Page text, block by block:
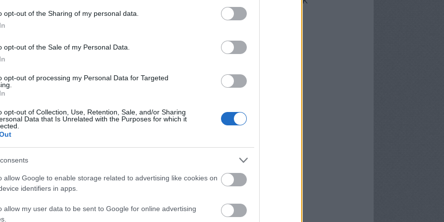
opt-out of the Sharing of my personal data.
opt-out of the Sale of my Personal Data.
opt-out of processing my Personal Data for Targeted
opt-out of Collection, Use, Retention, Sale, and/or Sharing
Data that Is Unrelated with the Purposes for which it
allow Google to enable storage related to advertising like cookies on
identifiers in apps.
allow my user data to be sent to Google for online advertising
alatt ilyenné változott… (Foto: START 7.hu)
Szólj hozzá!
gondolatok köve
Szerzőink
...nekünk írták
BBP
Demeter Tamás
Fedrid Gábor
Fügedi Ubul
Gergely József
Hunvald György
Kispál Tibor
Marosán Bence
Payns